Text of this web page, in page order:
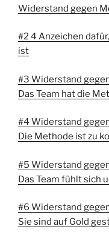
Widerstand gegen
#2 4 Anzeichen
ist
#3 Widerstand
Das Team hat die
#4 Widerstand
Die Methode ist zu
#5 Widerstand
Das Team fühlt sich
#6 Widerstand
Sie sind auf Gold